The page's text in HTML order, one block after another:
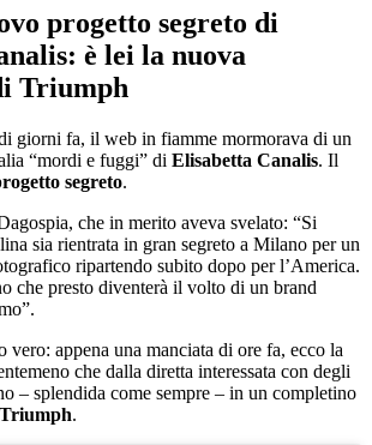
progetto segreto di
è lei la nuova
Triumph
giorni fa, il web in fiamme mormorava di un
“mordi e fuggi” di Elisabetta Canalis. Il
segreto.
che in merito aveva svelato: “Si
sia rientrata in gran segreto a Milano per un
ripartendo subito dopo per l’America.
che presto diventerà il volto di un brand
vero: appena una manciata di ore fa, ecco la
che dalla diretta interessata con degli
– splendida come sempre – in un completino
Triumph.